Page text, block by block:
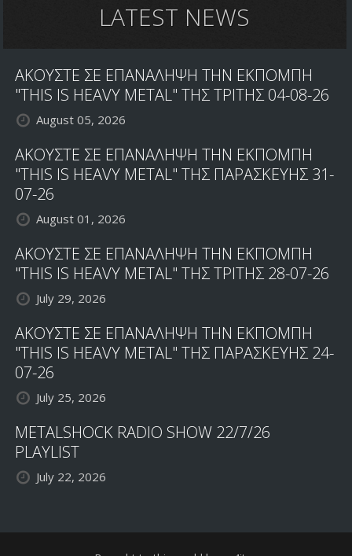
LATEST NEWS
ΑΚΟΥΣΤΕ ΣΕ ΕΠΑΝΑΛΗΨΗ ΤΗΝ ΕΚΠΟΜΠΗ
"THIS IS HEAVY METAL" ΤΗΣ ΤΡΙΤΗΣ 04-08-26
August 05, 2026
ΑΚΟΥΣΤΕ ΣΕ ΕΠΑΝΑΛΗΨΗ ΤΗΝ ΕΚΠΟΜΠΗ
"THIS IS HEAVY METAL" ΤΗΣ ΠΑΡΑΣΚΕΥΗΣ 31-
07-26
August 01, 2026
ΑΚΟΥΣΤΕ ΣΕ ΕΠΑΝΑΛΗΨΗ ΤΗΝ ΕΚΠΟΜΠΗ
"THIS IS HEAVY METAL" ΤΗΣ ΤΡΙΤΗΣ 28-07-26
July 29, 2026
ΑΚΟΥΣΤΕ ΣΕ ΕΠΑΝΑΛΗΨΗ ΤΗΝ ΕΚΠΟΜΠΗ
"THIS IS HEAVY METAL" ΤΗΣ ΠΑΡΑΣΚΕΥΗΣ 24-
07-26
July 25, 2026
METALSHOCK RADIO SHOW 22/7/26
PLAYLIST
July 22, 2026